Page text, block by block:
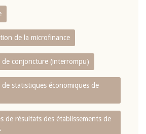
de la microfinance
de conjoncture (interrompu)
statistiques économiques de
de résultats des établissements de